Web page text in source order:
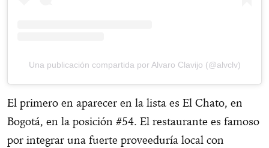
Una publicación compartida por Alvaro Clavijo (@alvclv)
El primero en aparecer en la lista es El Chato, en
Bogotá, en la posición #54. El restaurante es famoso
por integrar una fuerte proveeduría local con